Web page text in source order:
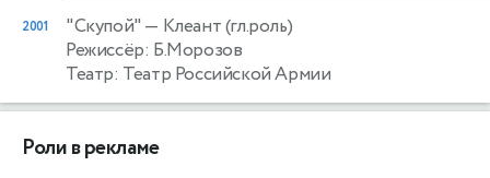
2001 "Скупой" — Клеант (гл.роль)
Режиссёр: Б.Морозов
Театр: Театр Российской Армии
Роли в рекламе